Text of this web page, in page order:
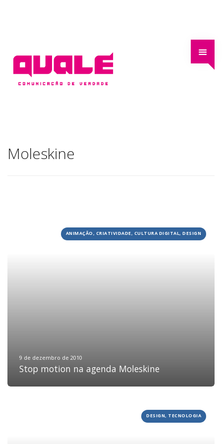
JOBS
TECH
BLOG
Moleskine
ANIMAÇÃO, CRIATIVIDADE, CULTURA DIGITAL, DESIGN
9 de dezembro de 2010
Stop motion na agenda Moleskine
DESIGN, TECNOLOGIA